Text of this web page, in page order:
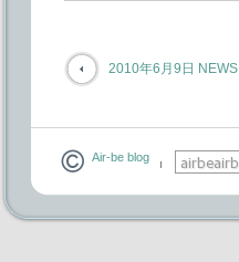
2010年6月9日 NEWS
Air-be blog